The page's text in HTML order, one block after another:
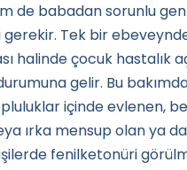
de babadan sorunlu
gerekir. Tek bir
halinde çocuk hastalık
durumuna gelir. Bu
içinde evlenen,
ırka mensup olan ya
fenilketonüri